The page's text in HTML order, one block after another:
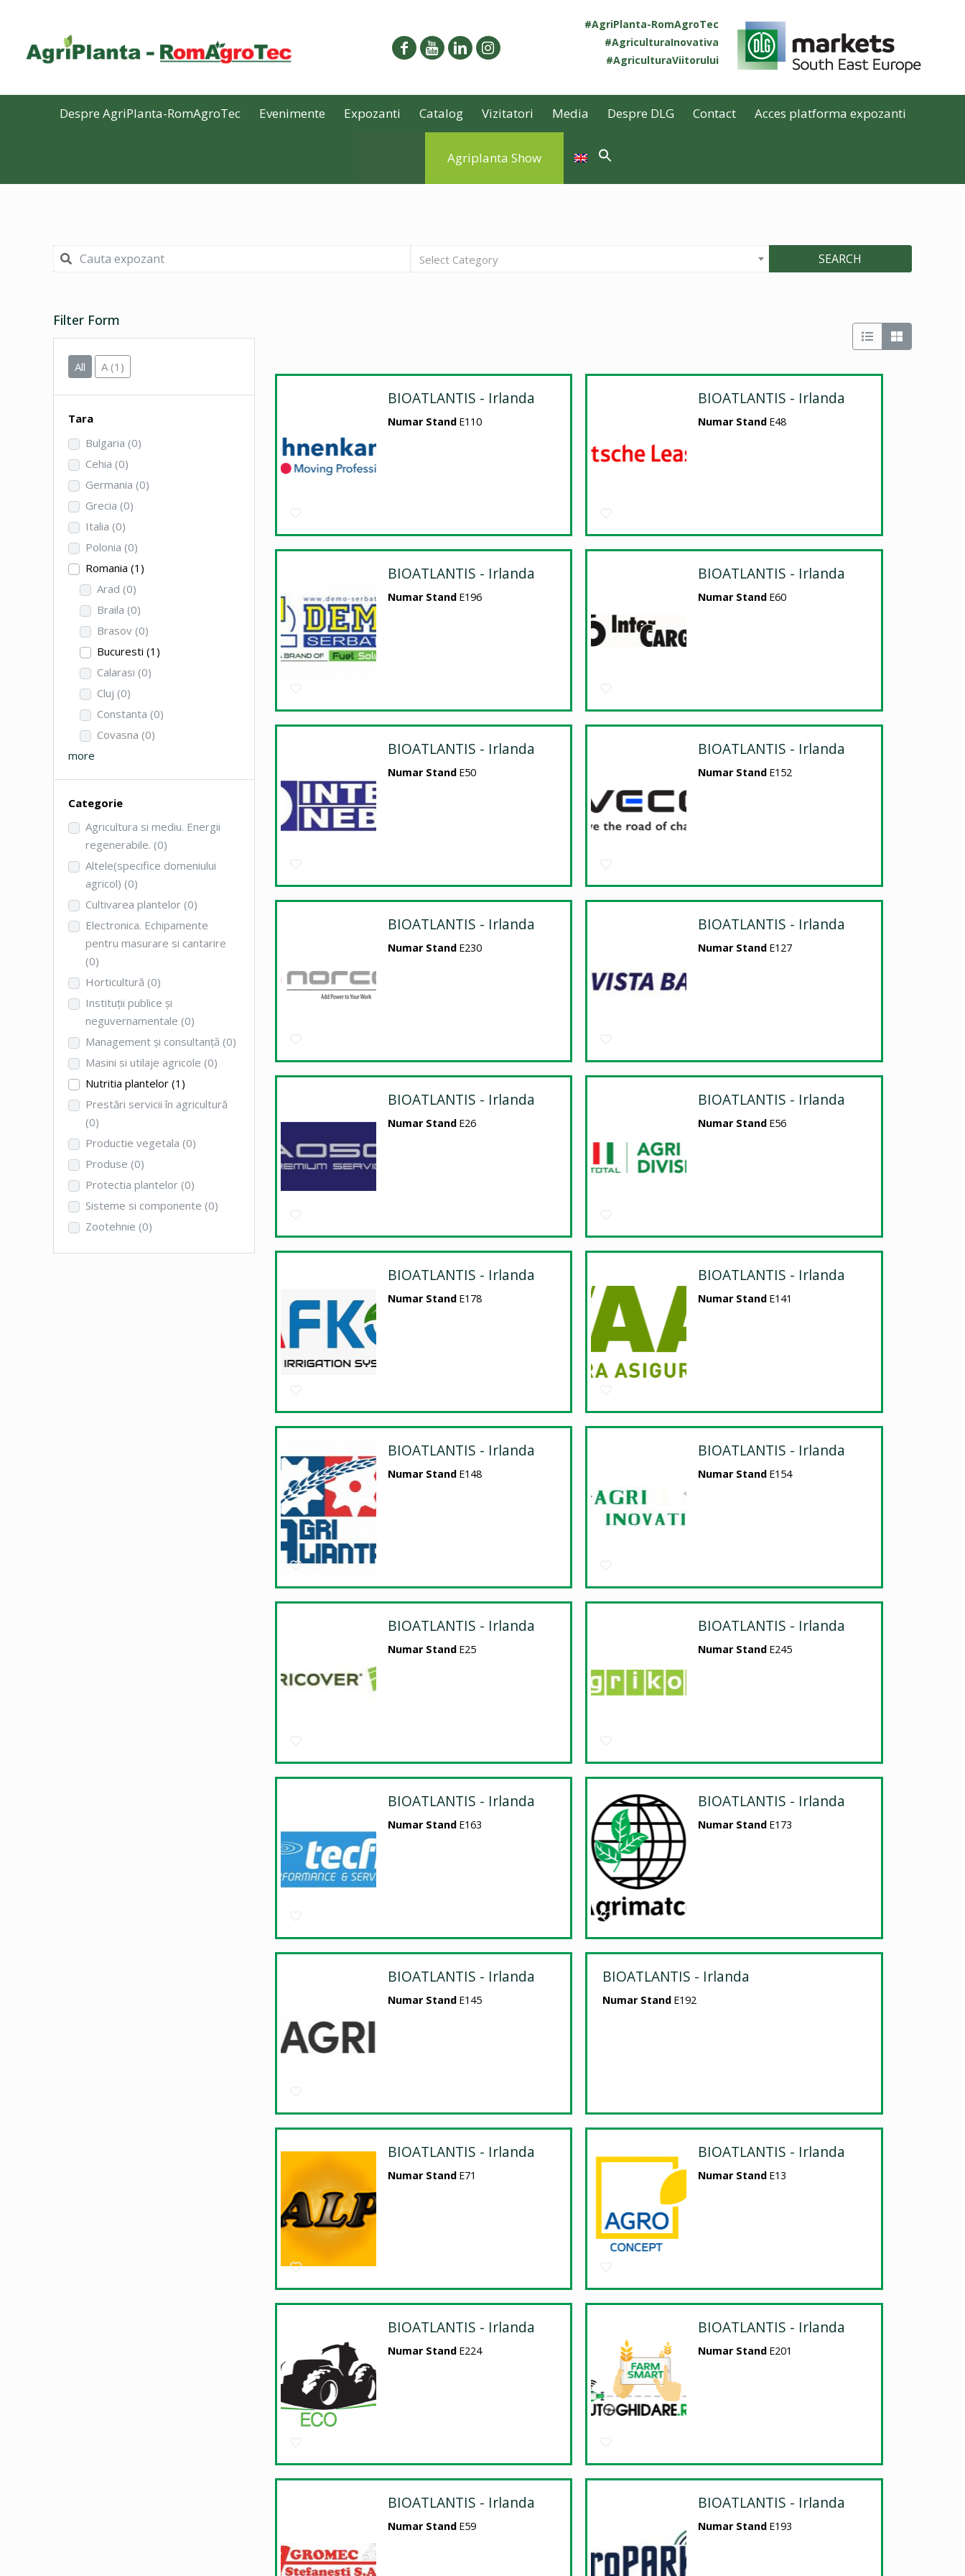
#AgriPlanta-RomAgroTec
#AgriculturaInovativa
#AgriculturaViitorului
Despre AgriPlanta-RomAgroTec Evenimente Expozanti Catalog Vizitatori Media Despre DLG Contact Acces platforma expozanti
Agriplanta Show
Select Category SEARCH
Filter Form
All A (1)
Tara
Bulgaria (0)
Cehia (0)
Germania (0)
Grecia (0)
Italia (0)
Polonia (0)
Romania(1)
Arad (0)
Braila (0)
Brasov (0)
Bucuresti(1)
Calarasi (0)
Cluj (0)
Constanta (0)
Covasna (0)
more
Categorie
Agricultura si mediu. Energii
regenerabile. (0)
Altele(specifice domeniului
agricol) (0)
Cultivarea plantelor (0)
Electronica. Echipamente
pentru masurare si cantarire
(0)
Horticultură (0)
Instituţii publice şi
neguvernamentale (0)
Management şi consultanţă (0)
Masini si utilaje agricole (0)
Nutritia plantelor(1)
Prestări servicii în agricultură
(0)
Productie vegetala (0)
Produse (0)
Protectia plantelor (0)
Sisteme si componente (0)
Zootehnie (0)
BIOATLANTIS - Irlanda
Numar Stand E110
BIOATLANTIS - Irlanda
Numar Stand E48
BIOATLANTIS - Irlanda
Numar Stand E196
BIOATLANTIS - Irlanda
Numar Stand E60
BIOATLANTIS - Irlanda
Numar Stand E50
BIOATLANTIS - Irlanda
Numar Stand E152
BIOATLANTIS - Irlanda
Numar Stand E230
BIOATLANTIS - Irlanda
Numar Stand E127
BIOATLANTIS - Irlanda
Numar Stand E26
BIOATLANTIS - Irlanda
Numar Stand E56
BIOATLANTIS - Irlanda
Numar Stand E178
BIOATLANTIS - Irlanda
Numar Stand E141
BIOATLANTIS - Irlanda
Numar Stand E148
BIOATLANTIS - Irlanda
Numar Stand E154
BIOATLANTIS - Irlanda
Numar Stand E25
BIOATLANTIS - Irlanda
Numar Stand E245
BIOATLANTIS - Irlanda
Numar Stand E163
BIOATLANTIS - Irlanda
Numar Stand E173
BIOATLANTIS - Irlanda
Numar Stand E145
BIOATLANTIS - Irlanda
Numar Stand E192
BIOATLANTIS - Irlanda
Numar Stand E71
BIOATLANTIS - Irlanda
Numar Stand E13
BIOATLANTIS - Irlanda
Numar Stand E224
BIOATLANTIS - Irlanda
Numar Stand E201
BIOATLANTIS - Irlanda
Numar Stand E59
BIOATLANTIS - Irlanda
Numar Stand E193